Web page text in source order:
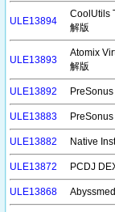
ULE13894
CoolUtils
解版
ULE13893
Atomix
解版
ULE13892
ULE13883
ULE13882 Native
ULE13872 PCDJ
ULE13868